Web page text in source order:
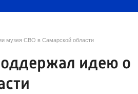
музея СВО в Самарской области
идею о